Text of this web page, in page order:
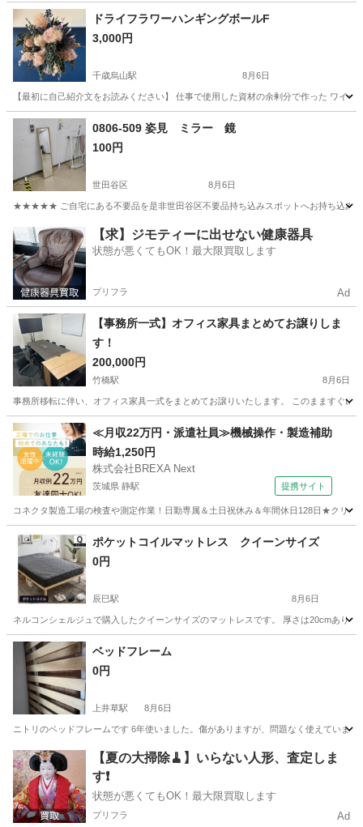
東京 町田市 町田駅
ドライフラワーハンギングボールF
3,000円
千歳烏山駅 8月6日
【最初に自己紹介文をお読みください】 仕事で使用した資材の余剰分で作った ワイ
東京 世田谷区 千歳烏山駅 インテリア雑貨/小物
ドライフラワー
0806-509 姿見 ミラー 鏡
100円
世田谷区 8月6日
★★★★★ ご自宅にある不要品を是非世田谷区不要品持ち込みスポットへお持ち込みし
東京 世田谷区 ミラー/鏡 姿見
【求】ジモティーに出せない健康器具
状態が悪くてもOK！最大限買取します
プリフラ Ad
【事務所一式】オフィス家具まとめてお譲りしま
す！
200,000円
竹橋駅 8月6日
事務所移転に伴い、オフィス家具一式をまとめてお譲りいたします。 このまますぐ
東京 千代田区 竹橋駅 オフィス用家具
≪月収22万円・派遣社員≫機械操作・製造補助
時給1,250円
株式会社BREXA Next
茨城県 静駅 提携サイト
コネクタ製造工場の検査や測定作業！日勤専属＆土日祝休み＆年間休日128日★クリ
茨城 常陸大宮市 静駅 その他
ポケットコイルマットレス クイーンサイズ
0円
辰巳駅 8月6日
ネルコンシェルジュで購入したクイーンサイズのマットレスです。 厚さは20cmあり
東京 江東区 辰巳駅 寝具
ベッドフレーム
0円
上井草駅 8月6日
ニトリのベッドフレームです 6年使いました。傷がありますが、問題なく使えていま
東京 杉並区 上井草駅 ベッド フレーム
【夏の大掃除🧹】いらない人形、査定しま
す❗️
状態が悪くてもOK！最大限買取します
プリフラ Ad